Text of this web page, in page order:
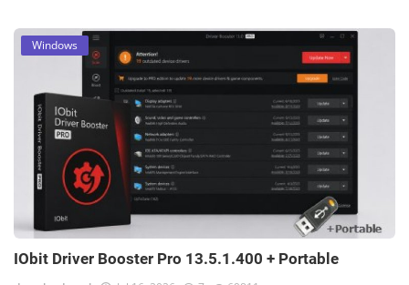
Windows
IObit Driver Booster Pro 13.5.1.400 + Portable